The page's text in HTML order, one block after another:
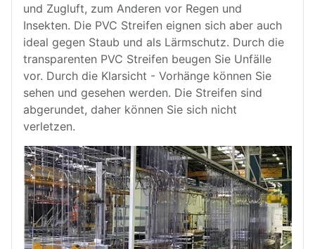
und Zugluft, zum Anderen vor Regen und
Insekten. Die PVC Streifen eignen sich aber auch
ideal gegen Staub und als Lärmschutz. Durch die
transparenten PVC Streifen beugen Sie Unfälle
vor. Durch die Klarsicht - Vorhänge können Sie
sehen und gesehen werden. Die Streifen sind
abgerundet, daher können Sie sich nicht
verletzen.